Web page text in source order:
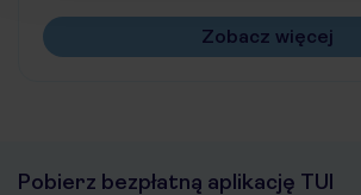
Zobacz więcej
Pobierz bezpłatną aplikację TUI